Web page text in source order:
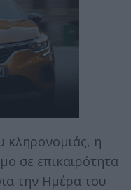
κληρονομιάς, η
σε επικαιρότητα
την Ημέρα του